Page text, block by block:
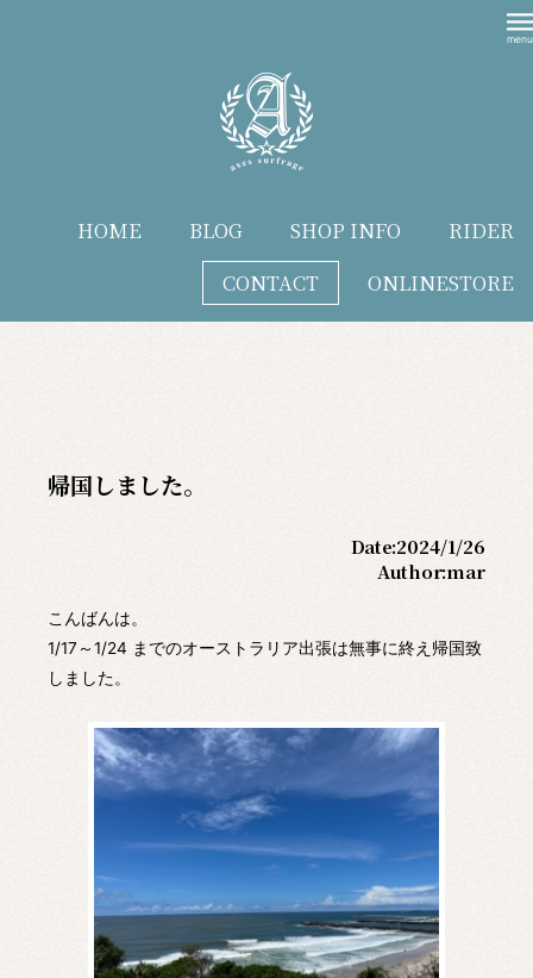
HOME BLOG SHOP INFO
RIDER
CONTACT
ONLINESTORE
帰国しました。
Date:2024/1/26
Author:mar
こんばんは。
1/17～1/24 までのオーストラリア出張は無事に終え帰国致
しました。